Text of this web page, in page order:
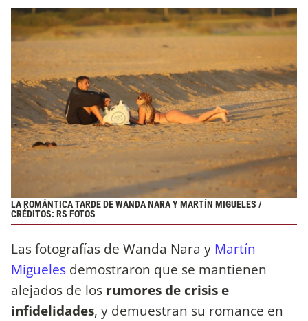
LA ROMÁNTICA TARDE DE WANDA NARA Y MARTÍN MIGUELES /
CRÉDITOS: RS FOTOS
Las fotografías de Wanda Nara y Martín
Migueles demostraron que se mantienen
alejados de los rumores de crisis e
infidelidades, y demuestran su romance en